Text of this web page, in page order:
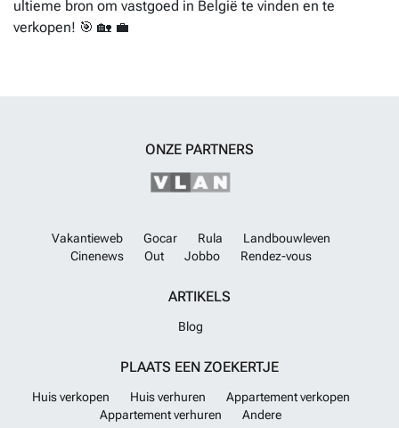
ultieme bron om vastgoed in België te vinden en te
verkopen! 🎯 🏡 💼
ONZE PARTNERS
Vakantieweb Gocar Rula
Landbouwleven
Cinenews
Out Jobbo Rendez-vous
ARTIKELS
Blog
PLAATS EEN ZOEKERTJE
Huis verkopen Huis verhuren
Appartement verkopen
Appartement verhuren
Andere